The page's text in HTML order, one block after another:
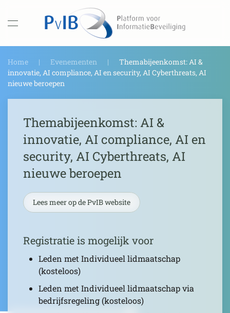
Overslaan en naar de inhoud gaan
Home Evenementen
Themabijeenkomst: AI &
innovatie, AI compliance, AI en security, AI Cyberthreats, AI
nieuwe beroepen
Themabijeenkomst: AI &
innovatie, AI compliance, AI en
security, AI Cyberthreats, AI
nieuwe beroepen
Lees meer op de PvIB website
Registratie is mogelijk voor
Leden met Individueel lidmaatschap
(kosteloos)
Leden met Individueel lidmaatschap via
bedrijfsregeling (kosteloos)